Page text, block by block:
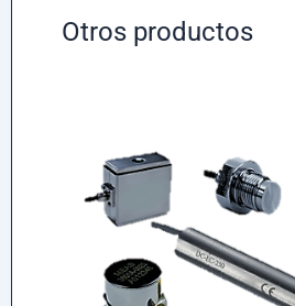
Otros productos